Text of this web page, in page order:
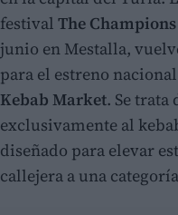
festival The
junio en Mestalla,
para el estreno
Kebab Market. Se
exclusivamente al
diseñado para elevar
callejera a una